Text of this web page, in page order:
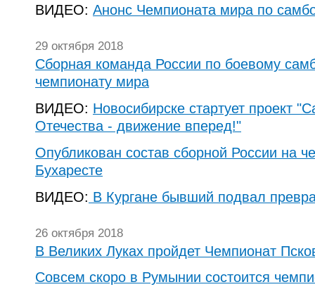
ВИДЕО: Анонс Чемпионата мира по
29 октября 2018
Сборная команда России по боевому
чемпионату мира
ВИДЕО: Новосибирске стартует проект
Отечества - движение вперед!"
Опубликован состав сборной России на
Бухаресте
ВИДЕО: В Кургане бывший подвал
26 октября 2018
В Великих Луках пройдет Чемпионат
Совсем скоро в Румынии состоится